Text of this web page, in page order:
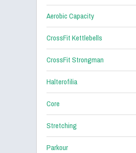
Aerobic Capacity
CrossFit Kettlebells
CrossFit Strongman
Halterofilia
Core
Stretching
Parkour